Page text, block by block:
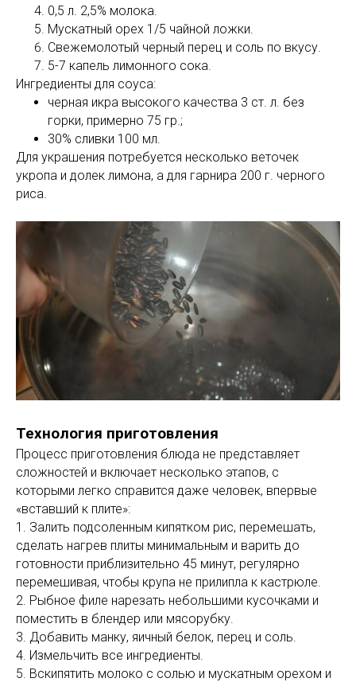
0,5 л. 2,5% молока.
Мускатный орех 1/5 чайной ложки.
Свежемолотый черный перец и соль по вкусу.
5-7 капель лимонного сока.
Ингредиенты для соуса:
черная икра высокого качества 3 ст. л. без
горки, примерно 75 гр.;
30% сливки 100 мл.
Для украшения потребуется несколько веточек
укропа и долек лимона, а для гарнира 200 г. черного
риса.
Технология приготовления
Процесс приготовления блюда не представляет
сложностей и включает несколько этапов, с
которыми легко справится даже человек, впервые
«вставший к плите»:
1. Залить подсоленным кипятком рис, перемешать,
сделать нагрев плиты минимальным и варить до
готовности приблизительно 45 минут, регулярно
перемешивая, чтобы крупа не прилипла к кастрюле.
2. Рыбное филе нарезать небольшими кусочками и
поместить в блендер или мясорубку.
3. Добавить манку, яичный белок, перец и соль.
4. Измельчить все ингредиенты.
5. Вскипятить молоко с солью и мускатным орехом и